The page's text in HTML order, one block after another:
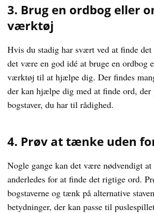
3. Brug en ordbog eller
værktøj
Hvis du stadig har svært ved at finde
det være en god idé at bruge en ordbog
værktøj til at hjælpe dig. Der findes
der kan hjælpe dig med at finde ord, der
bogstaver, du har til rådighed.
4. Prøv at tænke uden
Nogle gange kan det være nødvendigt
anderledes for at finde det rigtige ord.
bogstaverne og tænk på alternative
betydninger, der kan passe til